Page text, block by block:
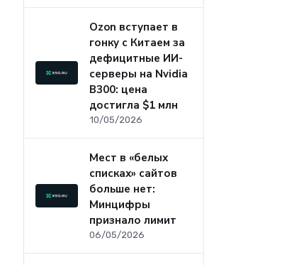
Ozon вступает в
гонку с Китаем за
дефицитные ИИ-
серверы на Nvidia
B300: цена
достигла $1 млн
10/05/2026
Мест в «белых
списках» сайтов
больше нет:
Минцифры
признало лимит
06/05/2026